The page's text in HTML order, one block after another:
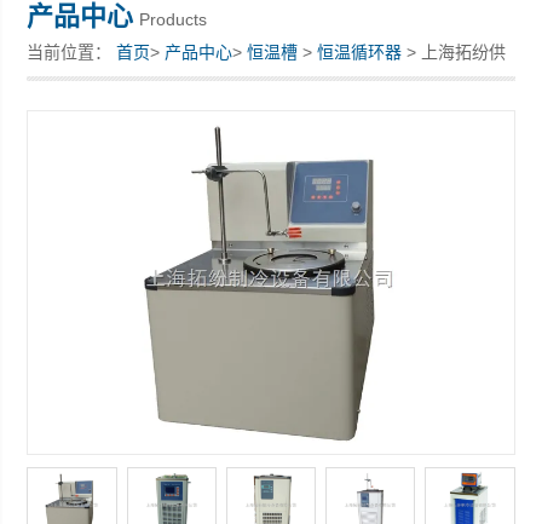
产品中心 Products
当前位置：首页> 产品中心>恒温槽 >恒温循环器 > 上海拓纷供
应恒温循环器型号全可定制